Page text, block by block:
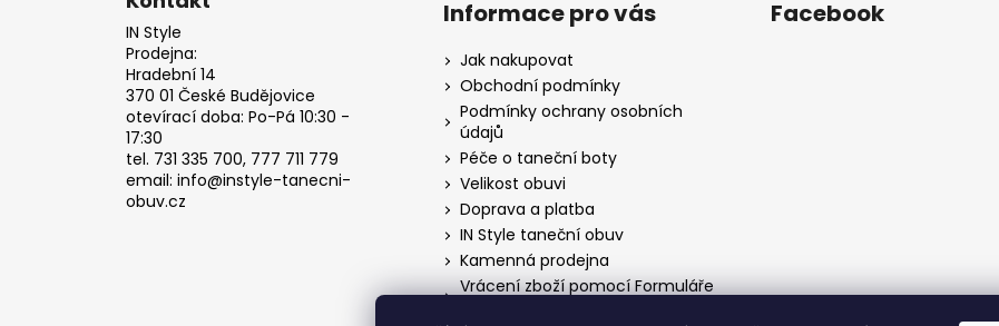
IN Style
Prodejna:
Hradební 14
370 01 České Budějovice
otevírací doba: Po-Pá 10:30 -
17:30
tel. 731 335 700, 777 711 779
email: info@instyle-tanecni-
obuv.cz
Informace pro vás
Jak nakupovat
Obchodní podmínky
Podmínky ochrany osobních
údajů
Péče o taneční boty
Velikost obuvi
Doprava a platba
IN Style taneční obuv
Kamenná prodejna
Vrácení zboží pomocí Formuláře
Facebook